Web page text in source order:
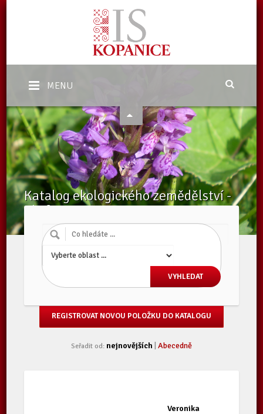
MENU
Katalog ekologického zemědělství -
Ekofarmy
/ Katalog subjektů
REGISTROVAT NOVOU POLOŽKU DO KATALOGU
Seřadit od: nejnovějších Abecedně
Veronika